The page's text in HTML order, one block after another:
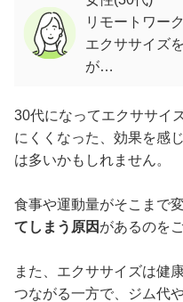
リモートワー
エクササイズ
が…
30代になってエクササイ
にくくなった、効果を感
は多いかもしれません。
食事や運動量がそこまで
てしまう原因 があるのを
また、エクササイズは健
つながる一方で、ジム代